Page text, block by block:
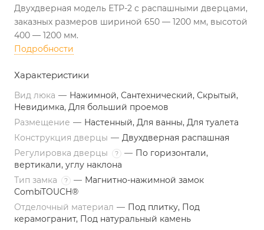
Двухдверная модель ЕТР-2 с распашными дверцами,
заказных размеров шириной 650 — 1200 мм, высотой
400 — 1200 мм.
Подробности
Характеристики
Вид люка — Нажимной, Сантехнический, Скрытый,
Невидимка, Для больший проемов
Размещение — Настенный, Для ванны, Для туалета
Конструкция дверцы — Двухдверная распашная
Регулировка дверцы
? — По горизонтали,
вертикали, углу наклона
Тип замка
? — Магнитно-нажимной замок
CombiTOUCH®
Отделочный материал — Под плитку, Под
керамогранит, Под натуральный камень